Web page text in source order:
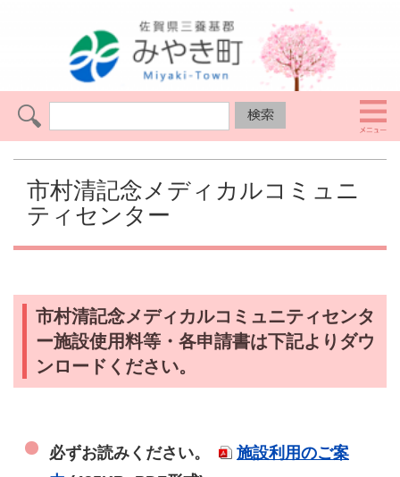
市村清記念メディカルコミュニ
ティセンター
市村清記念メディカルコミュニティセンタ
ー施設使用料等・各申請書は下記よりダウ
ンロードください。
必ずお読みください。
施設利用のご案